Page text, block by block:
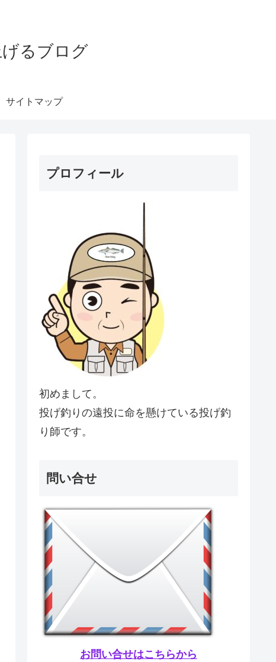
るブログ
サイトマップ
プロフィール
初めまして。
投げ釣りの遠投に命を懸けている投げ釣
り師です。
問い合せ
お問い合せはこちらから